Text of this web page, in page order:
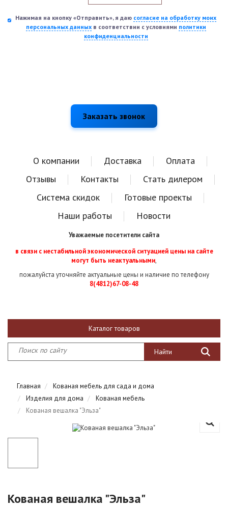
Нажимая на кнопку «Отправить», я даю согласие на обработку моих
персональных данныхв соответствии с условиями политики
конфиденциальности
О компании Доставка
Оплата
Отзывы
Контакты
Стать дилером
Система скидок
Готовые проекты
Наши работы
Новости
Уважаемые посетители сайта
в связи с нестабильной экономической ситуацией цены на сайте
могут быть неактуальными,
пожалуйста уточняйте актуальные цены и наличие по телефону
8(4812)67-08-48
Каталог товаров
Главная
Кованая мебель для сада и дома
Изделия для дома
Кованая мебель
Кованая вешалка "Эльза"
Кованая вешалка "Эльза"